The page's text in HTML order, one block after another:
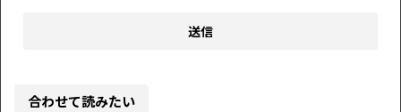
合わせて読みたい